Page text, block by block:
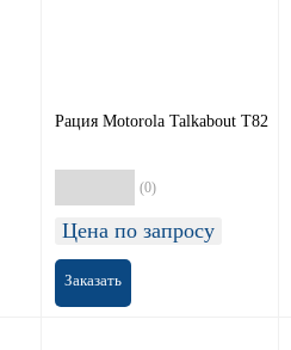
Рация Motorola Talkabout T82
(0)
Цена по запросу
Заказать